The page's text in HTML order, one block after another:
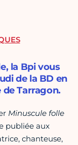
la Bpi vous
de la BD en
Tarragon.
Minuscule folle
publiée aux
chanteuse,